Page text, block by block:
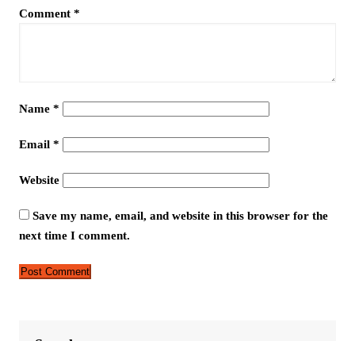
Comment *
Name *
Email *
Website
Save my name, email, and website in this browser for the
next time I comment.